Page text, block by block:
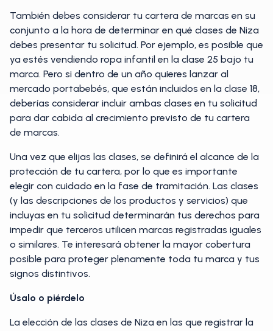
También debes considerar tu cartera de marcas en su
conjunto a la hora de determinar en qué clases de Niza
debes presentar tu solicitud. Por ejemplo, es posible que
ya estés vendiendo ropa infantil en la clase 25 bajo tu
marca. Pero si dentro de un año quieres lanzar al
mercado portabebés, que están incluidos en la clase 18,
deberías considerar incluir ambas clases en tu solicitud
para dar cabida al crecimiento previsto de tu cartera
de marcas.
Una vez que elijas las clases, se definirá el alcance de la
protección de tu cartera, por lo que es importante
elegir con cuidado en la fase de tramitación. Las clases
(y las descripciones de los productos y servicios) que
incluyas en tu solicitud determinarán tus derechos para
impedir que terceros utilicen marcas registradas iguales
o similares. Te interesará obtener la mayor cobertura
posible para proteger plenamente toda tu marca y tus
signos distintivos.
Úsalo o piérdelo
La elección de las clases de Niza en las que registrar la